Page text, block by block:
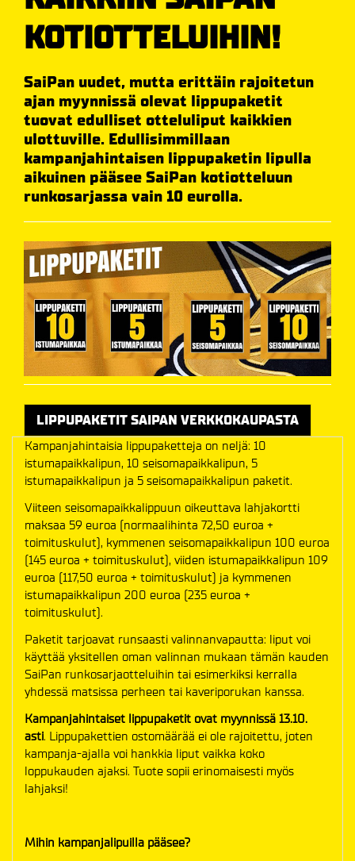
KOTIOTTELUIHIN!
SaiPan uudet, mutta erittäin rajoitetun
ajan myynnissä olevat lippupaketit
tuovat edulliset otteluliput kaikkien
ulottuville. Edullisimmillaan
kampanjahintaisen lippupaketin lipulla
aikuinen pääsee SaiPan kotiotteluun
runkosarjassa vain 10 eurolla.
LIPPUPAKETIT SAIPAN VERKKOKAUPASTA
Kampanjahintaisia lippupaketteja on neljä: 10
istumapaikkalipun, 10 seisomapaikkalipun, 5
istumapaikkalipun ja 5 seisomapaikkalipun paketit.
Viiteen seisomapaikkalippuun oikeuttava lahjakortti
maksaa 59 euroa (normaalihinta 72,50 euroa +
toimituskulut), kymmenen seisomapaikkalipun 100 euroa
(145 euroa + toimituskulut), viiden istumapaikkalipun 109
euroa (117,50 euroa + toimituskulut) ja kymmenen
istumapaikkalipun 200 euroa (235 euroa +
toimituskulut).
Paketit tarjoavat runsaasti valinnanvapautta: liput voi
käyttää yksitellen oman valinnan mukaan tämän kauden
SaiPan runkosarjaotteluihin tai esimerkiksi kerralla
yhdessä matsissa perheen tai kaveriporukan kanssa.
Kampanjahintaiset lippupaketit ovat myynnissä 13.10.
asti. Lippupakettien ostomäärää ei ole rajoitettu, joten
kampanja-ajalla voi hankkia liput vaikka koko
loppukauden ajaksi. Tuote sopii erinomaisesti myös
lahjaksi!
Mihin kampanjalipuilla pääsee?